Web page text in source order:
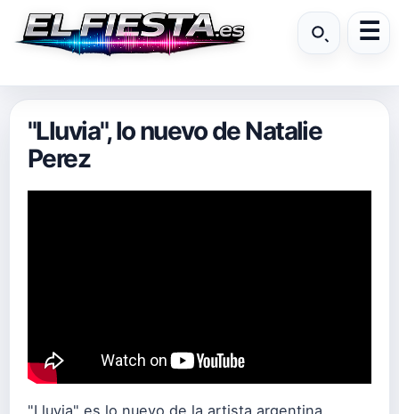
"Lluvia", lo nuevo de Natalie
Perez